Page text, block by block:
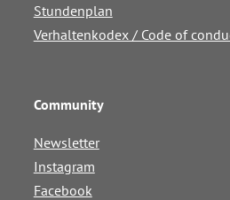
Stundenplan
Verhaltenkodex / Code of
Community
Newsletter
Instagram
Facebook